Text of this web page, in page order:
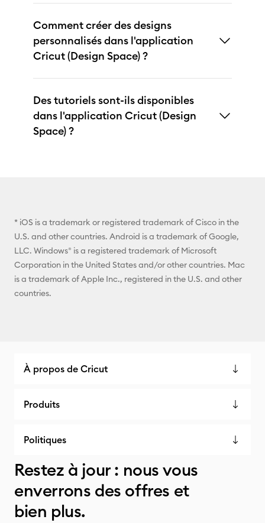
Comment créer des designs
personnalisés dans l'application
Cricut (Design Space) ?
Des tutoriels sont-ils disponibles
dans l'application Cricut (Design
Space) ?
* iOS is a trademark or registered trademark of Cisco in the
U.S. and other countries. Android is a trademark of Google,
LLC. Windows® is a registered trademark of Microsoft
Corporation in the United States and/or other countries. Mac
is a trademark of Apple Inc., registered in the U.S. and other
countries.
À propos de Cricut
Produits
Politiques
Restez à jour : nous vous
enverrons des offres et
bien plus.